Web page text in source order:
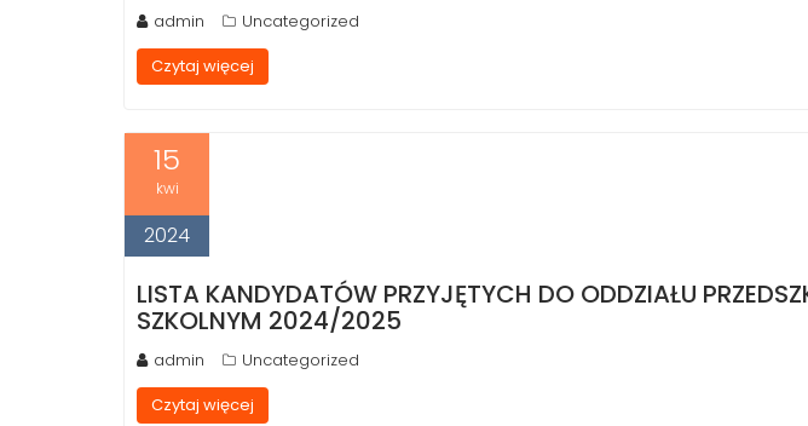
admin
Uncategorized
Czytaj więcej
15
kwi
2024
LISTA KANDYDATÓW PRZYJĘTYCH DO ODDZIAŁU
SZKOLNYM 2024/2025
admin
Uncategorized
Czytaj więcej